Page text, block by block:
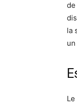
de
la